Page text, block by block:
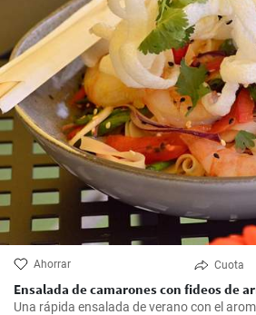
Ahorrar Cuota
Ensalada de camarones con fideos de
Una rápida ensalada de verano con el